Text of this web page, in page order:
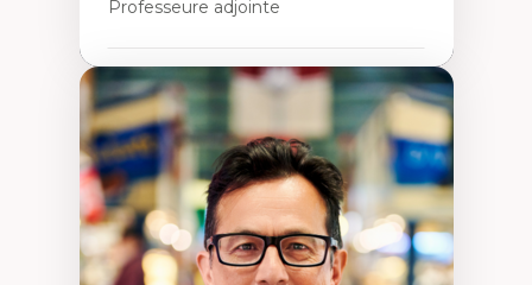
Professeure adjointe
Expertises
Art
Anti-discrimination
Décolonisation de l’enseignement, de la
recherche, des institutions administratives
et syndicales
Pluralisme épistémologique et
francophonie
Culture
Politiques culturelles